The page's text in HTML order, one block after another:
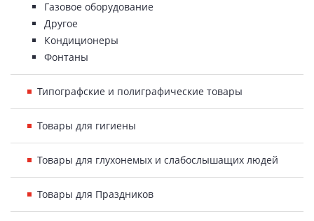
Газовое оборудование
Другое
Кондиционеры
Фонтаны
Типографские и полиграфические товары
Товары для гигиены
Товары для глухонемых и слабослышащих людей
Товары для Праздников